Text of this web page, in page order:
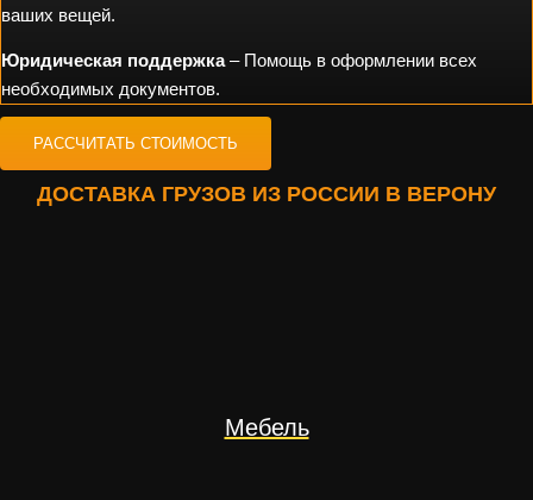
ваших вещей.
Юридическая поддержка– Помощь в оформлении всех
необходимых документов.
РАССЧИТАТЬ СТОИМОСТЬ
ДОСТАВКА ГРУЗОВ ИЗ РОССИИ В ВЕРОНУ
Мебель